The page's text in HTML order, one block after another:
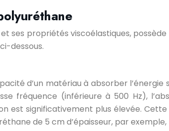
ses propriétés viscoélastiques,
dessous.
d’un matériau à absorber
fréquence (inférieure à 500 Hz),
est significativement plus élevée.
de 5 cm d’épaisseur, par